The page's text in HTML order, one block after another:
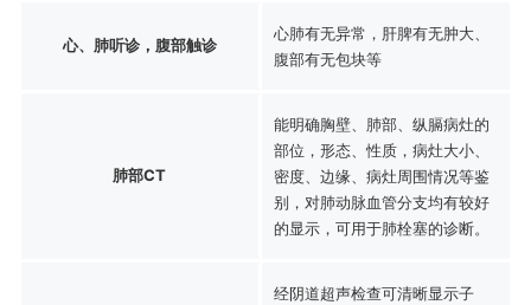
心、肺听诊，腹部触诊
心肺有无异常，肝脾有无肿大、
腹部有无包块等
肺部CT
能明确胸壁、肺部、纵膈病灶的
部位，形态、性质，病灶大小、
密度、边缘、病灶周围情况等鉴
别，对肺动脉血管分支均有较好
的显示，可用于肺栓塞的诊断。
经阴道超声检查可清晰显示子